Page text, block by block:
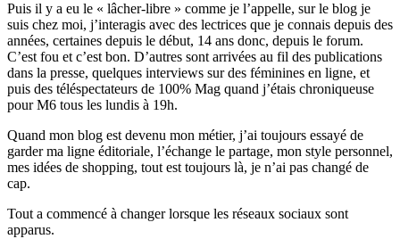
Puis il y a eu le « lâcher-libre » comme je l’appelle, sur le blog je
suis chez moi, j’interagis avec des lectrices que je connais depuis des
années, certaines depuis le début, 14 ans donc, depuis le forum.
C’est fou et c’est bon. D’autres sont arrivées au fil des publications
dans la presse, quelques interviews sur des féminines en ligne, et
puis des téléspectateurs de 100% Mag quand j’étais chroniqueuse
pour M6 tous les lundis à 19h.
Quand mon blog est devenu mon métier, j’ai toujours essayé de
garder ma ligne éditoriale, l’échange le partage, mon style personnel,
mes idées de shopping, tout est toujours là, je n’ai pas changé de
cap.
Tout a commencé à changer lorsque les réseaux sociaux sont
apparus.